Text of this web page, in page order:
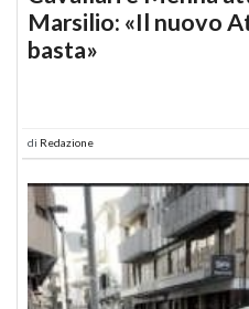
Marsilio: «Il nuovo
basta»
di Redazione